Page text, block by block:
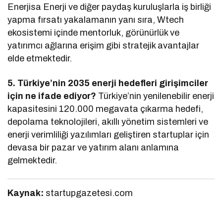
Enerjisa Enerji ve diğer paydaş kuruluşlarla iş birliği
yapma fırsatı yakalamanın yanı sıra, Wtech
ekosistemi içinde mentorluk, görünürlük ve
yatırımcı ağlarına erişim gibi stratejik avantajlar
elde etmektedir.
5. Türkiye’nin 2035 enerji hedefleri girişimciler
için ne ifade ediyor? Türkiye’nin yenilenebilir enerji
kapasitesini 120.000 megavata çıkarma hedefi,
depolama teknolojileri, akıllı yönetim sistemleri ve
enerji verimliliği yazılımları geliştiren startuplar için
devasa bir pazar ve yatırım alanı anlamına
gelmektedir.
Kaynak: startupgazetesi.com